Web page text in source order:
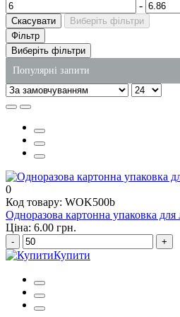
-
Скасувати
Виберіть фільтри
Фільтр
Виберіть фільтри
Популярні запити
пластикове харчове відро
коробочки для вок купити
одноразові паперові пакети
контейнери одноразові харчові
0
Код товару: WOK500b
Одноразова картонна упаковка
Ціна: 6.00 грн.
- +
Купити